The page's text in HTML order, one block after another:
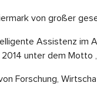
von großer
Assistenz im
2014 unter dem
Forschung,